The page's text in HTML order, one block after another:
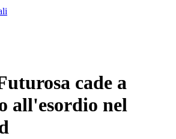
cade a
all'esordio nel